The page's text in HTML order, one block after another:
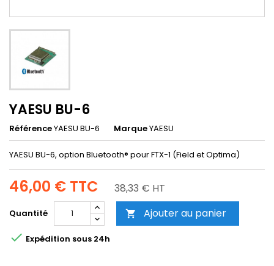
YAESU BU-6
RéférenceYAESU BU-6 MarqueYAESU
YAESU BU-6, option Bluetooth® pour FTX-1 (Field et Optima)
46,00 € TTC 38,33 € HT
Quantité  Ajouter au panier
 Expédition sous 24h